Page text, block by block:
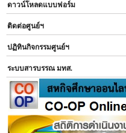
ดาวน์โหลดแบบฟอร์ม
ติดต่อศูนย์ฯ
ปฏิทินกิจกรรมศูนย์ฯ
ระบบสารบรรณ มทส.